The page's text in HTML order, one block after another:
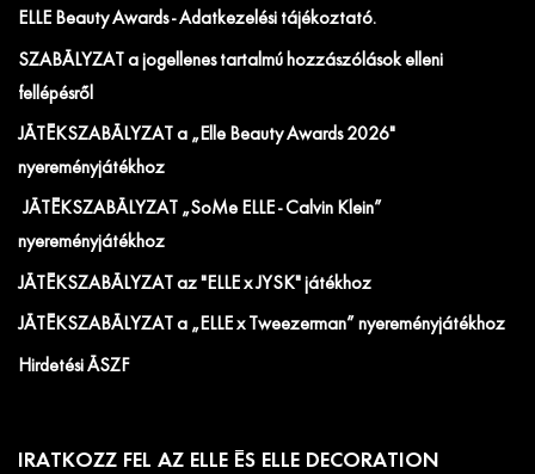
ELLE Beauty Awards - Adatkezelési tájékoztató.
SZABÁLYZAT a jogellenes tartalmú hozzászólások elleni
fellépésről
JÁTÉKSZABÁLYZAT a „Elle Beauty Awards 2026"
nyereményjátékhoz
JÁTÉKSZABÁLYZAT „SoMe ELLE - Calvin Klein”
nyereményjátékhoz
JÁTÉKSZABÁLYZAT az "ELLE x JYSK" játékhoz
JÁTÉKSZABÁLYZAT a „ELLE x Tweezerman” nyereményjátékhoz
Hirdetési ÁSZF
IRATKOZZ FEL AZ ELLE ÉS ELLE DECORATION